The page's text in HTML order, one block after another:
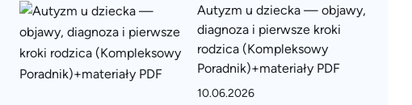
Autyzm u dziecka — objawy,
diagnoza i pierwsze kroki
rodzica (Kompleksowy
Poradnik)+materiały PDF
10.06.2026